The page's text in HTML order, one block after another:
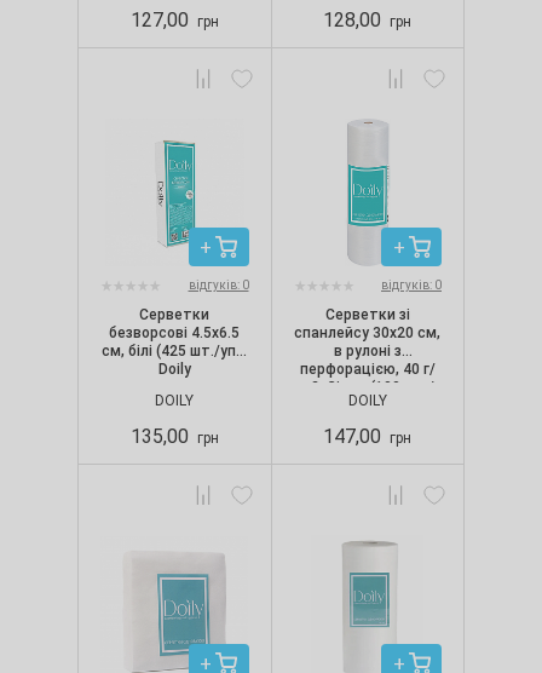
127,00 грн 128,00 грн
відгуків: 0
Серветки
безворсові 4.5х6.5
см, білі (425 шт./уп.),
Doily
DOILY
135,00 грн
відгуків: 0
Серветки зі
спанлейсу 30х20 см,
в рулоні з
перфорацією, 40 г/
м2, Сітка (100 шт./
рул.), Doily
DOILY
147,00 грн